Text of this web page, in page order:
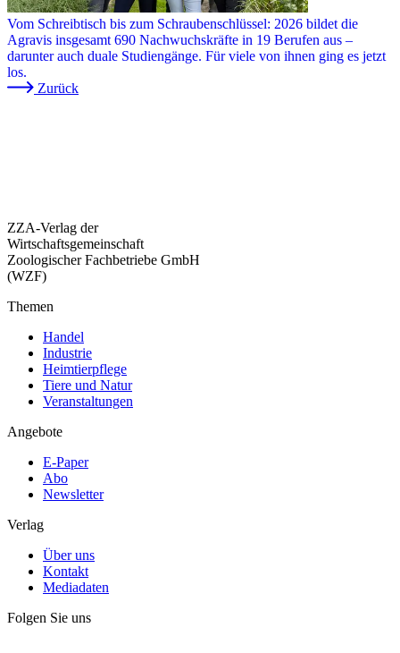
Vom Schreibtisch bis zum Schraubenschlüssel: 2026 bildet die
Agravis insgesamt 690 Nachwuchskräfte in 19 Berufen aus –
darunter auch duale Studiengänge. Für viele von ihnen ging es jetzt
los.
Zurück
ZZA-Verlag der
Wirtschaftsgemeinschaft
Zoologischer Fachbetriebe GmbH
(WZF)
Themen
Handel
Industrie
Heimtierpflege
Tiere und Natur
Veranstaltungen
Angebote
E-Paper
Abo
Newsletter
Verlag
Über uns
Kontakt
Mediadaten
Folgen Sie uns